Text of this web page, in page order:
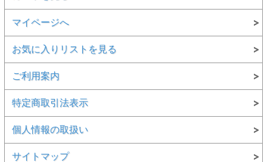
マイページへ
お気に入りリストを見る
ご利用案内
特定商取引法表示
個人情報の取扱い
サイトマップ